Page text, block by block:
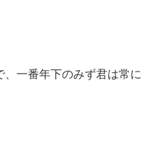
一番年下のみず君は常に